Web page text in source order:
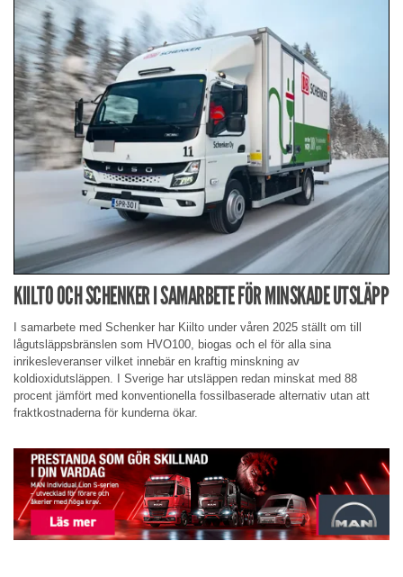
KIILTO OCH SCHENKER I SAMARBETE FÖR MINSKADE UTSLÄPP
I samarbete med Schenker har Kiilto under våren 2025 ställt om till
lågutsläppsbränslen som HVO100, biogas och el för alla sina
inrikesleveranser vilket innebär en kraftig minskning av
koldioxidutsläppen. I Sverige har utsläppen redan minskat med 88
procent jämfört med konventionella fossilbaserade alternativ utan att
fraktkostnaderna för kunderna ökar.